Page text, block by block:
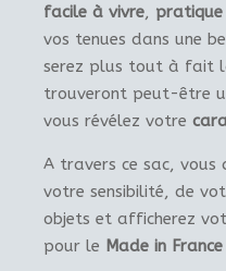
facile à vivre,
vos tenues dans une
serez plus tout à fait
trouveront peut-être
vous révélez votre
A travers ce sac, vous
votre sensibilité, de
objets et afficherez
pour le Made in